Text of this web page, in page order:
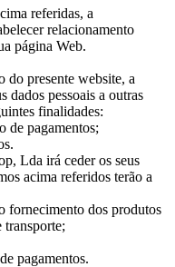
referidas, a
relacionamento
página Web.
do presente website, a
dados pessoais a outras
finalidades:
de pagamentos;
Lda irá ceder os seus
acima referidos terão a
fornecimento dos produtos
transporte;
pagamentos.